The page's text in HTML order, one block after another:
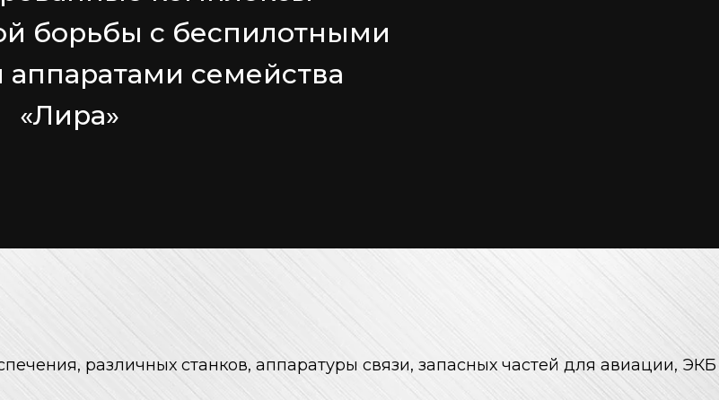
борьбы с беспилотными
семейства
«Лира»
различных станков, аппаратуры связи, запасных частей для авиации,